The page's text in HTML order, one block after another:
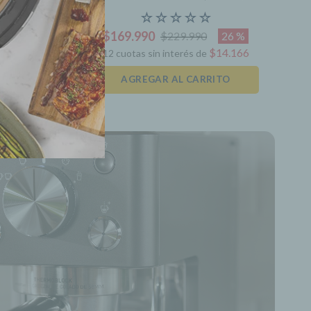
25 %
☆ ☆ ☆ ☆ ☆
$169.990 $229.990 26 %
12 cuotas sin interés de $14. 166
AGREGAR AL CARRITO